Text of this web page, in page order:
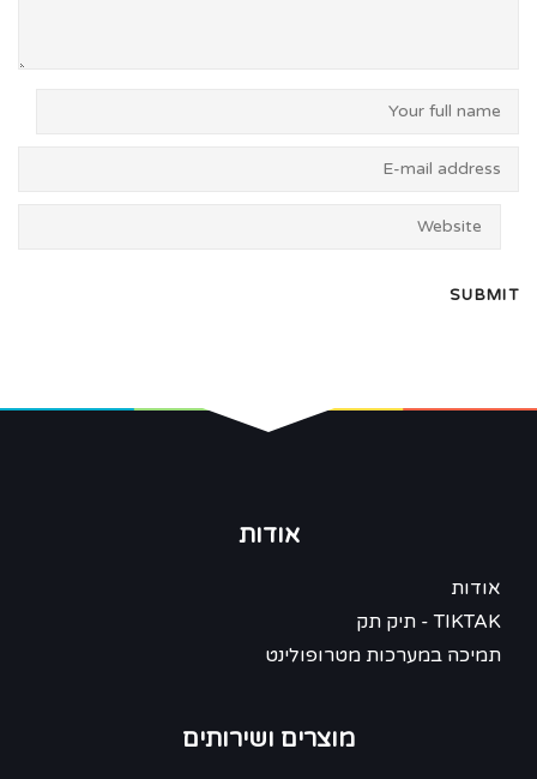
אודות
אודות
TIKTAK - תיק תק
תמיכה במערכות מטרופולינט
מוצרים ושירותים